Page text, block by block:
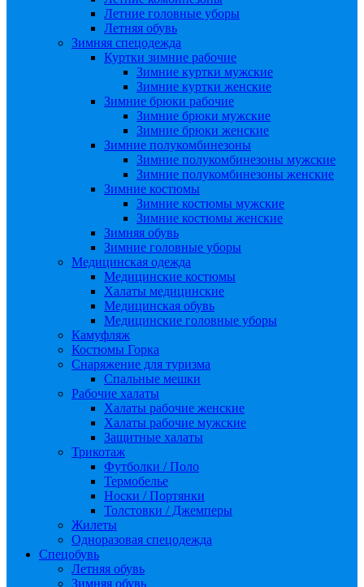
Летние головные уборы
Летняя обувь
Зимняя спецодежда
Куртки зимние рабочие
Зимние куртки мужские
Зимние куртки женские
Зимние брюки рабочие
Зимние брюки мужские
Зимние брюки женские
Зимние полукомбинезоны
Зимние полукомбинезоны мужские
Зимние полукомбинезоны женские
Зимние костюмы
Зимние костюмы мужские
Зимние костюмы женские
Зимняя обувь
Зимние головные уборы
Медицинская одежда
Медицинские костюмы
Халаты медицинские
Медицинская обувь
Медицинские головные уборы
Камуфляж
Костюмы Горка
Снаряжение для туризма
Спальные мешки
Рабочие халаты
Халаты рабочие женские
Халаты рабочие мужские
Защитные халаты
Трикотаж
Футболки / Поло
Термобелье
Носки / Портянки
Толстовки / Джемперы
Жилеты
Одноразовая спецодежда
Спецобувь
Летняя обувь
Зимняя обувь